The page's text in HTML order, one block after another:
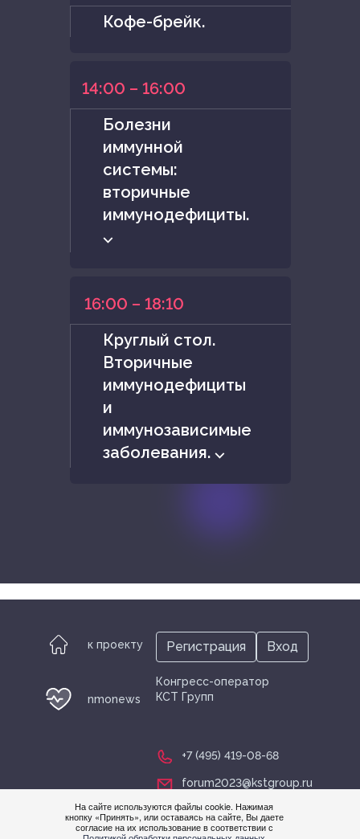
На сайте используются файлы cookie. Нажимая
кнопку «Принять», или оставаясь на сайте, Вы даете
согласие на их использование в соответствии с
Кофе-брейк.
14:00 – 16:00
Болезни
иммунной
системы:
вторичные
иммунодефициты.
⌵
16:00 – 18:10
Круглый стол.
Вторичные
иммунодефициты
и
иммунозависимые
заболевания. ⌵
к проекту
nmonews
Конгресс-оператор
КСТ Групп
+7 (495) 419-08-68
forum2023@kstgroup.ru
Регистрация Вход